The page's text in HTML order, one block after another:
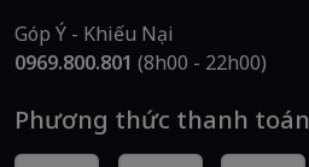
Góp Ý - Khiếu Nại
0969.800.801 (8h00 - 22h00)
Phương thức thanh toán